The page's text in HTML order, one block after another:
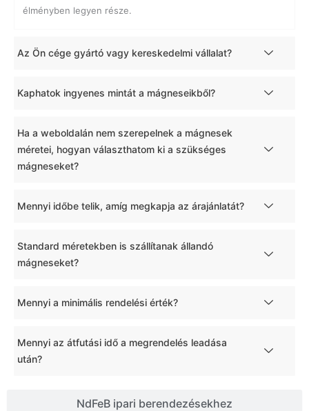
NdFeB ipari berendezésekhez
élményben legyen része.
Az Ön cége gyártó vagy kereskedelmi vállalat?
Kaphatok ingyenes mintát a mágneseikből?
Ha a weboldalán nem szerepelnek a mágnesek
méretei, hogyan választhatom ki a szükséges
mágneseket?
Mennyi időbe telik, amíg megkapja az árajánlatát?
Standard méretekben is szállítanak állandó
mágneseket?
Mennyi a minimális rendelési érték?
Mennyi az átfutási idő a megrendelés leadása
után?